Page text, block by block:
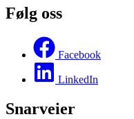
Følg oss
Facebook
LinkedIn
Snarveier